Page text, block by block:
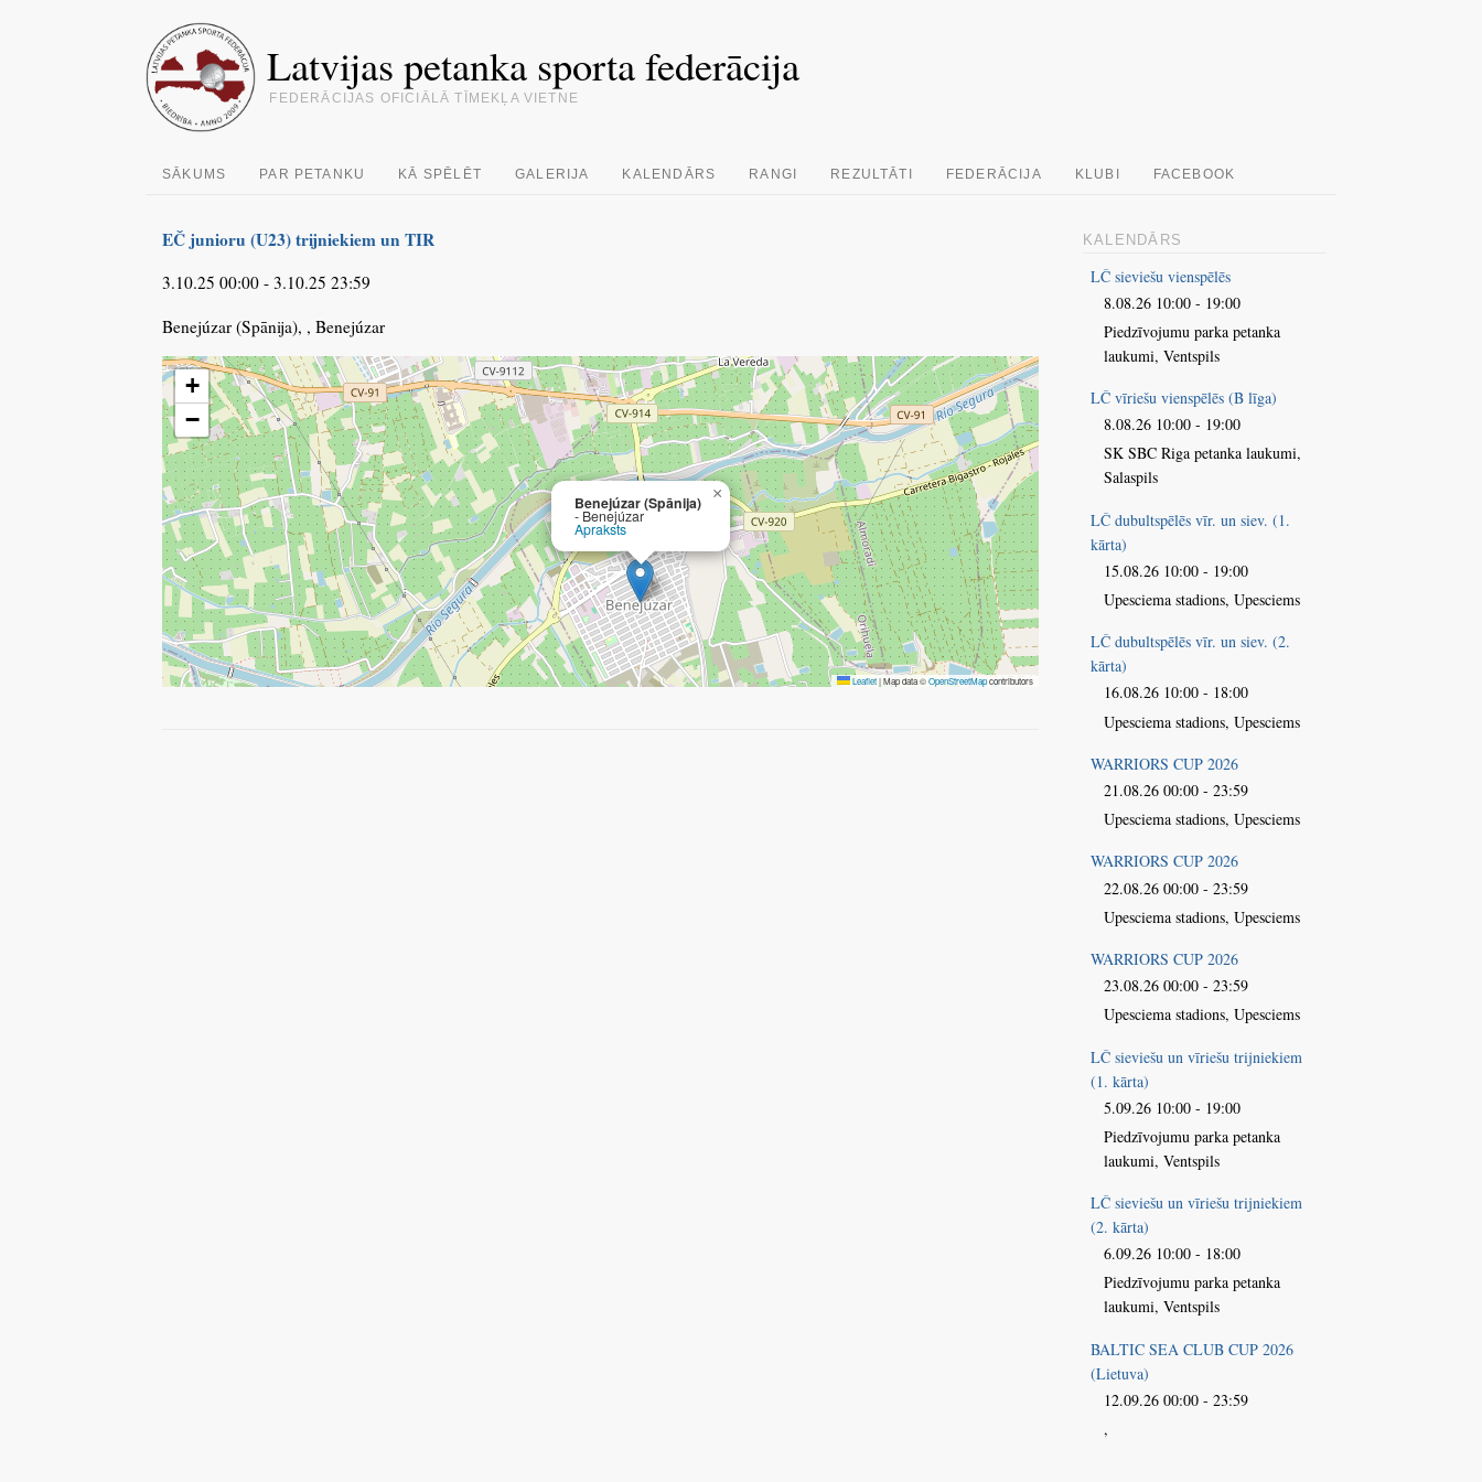
Latvijas petanka sporta federācija
FEDERĀCIJAS OFICIĀLĀ TĪMEKĻA VIETNE
SĀKUMS PAR PETANKU KĀ SPĒLĒT GALERIJA KALENDĀRS RANGI REZULTĀTI FEDERĀCIJA KLUBI FACEBOOK
EČ junioru (U23) trijniekiem un TIR
3.10.25 00:00 - 3.10.25 23:59
Benejúzar (Spānija), , Benejúzar
Benejúzar (Spānija)
- Benejúzar
Apraksts
×
+
−
Leaflet|Map data ©OpenStreetMapcontributors
KALENDĀRS
LČ sieviešu vienspēlēs
8.08.26 10:00 - 19:00
Piedzīvojumu parka petanka
laukumi, Ventspils
LČ vīriešu vienspēlēs (B līga)
8.08.26 10:00 - 19:00
SK SBC Riga petanka laukumi,
Salaspils
LČ dubultspēlēs vīr. un siev. (1.
kārta)
15.08.26 10:00 - 19:00
Upesciema stadions, Upesciems
LČ dubultspēlēs vīr. un siev. (2.
kārta)
16.08.26 10:00 - 18:00
Upesciema stadions, Upesciems
WARRIORS CUP 2026
21.08.26 00:00 - 23:59
Upesciema stadions, Upesciems
WARRIORS CUP 2026
22.08.26 00:00 - 23:59
Upesciema stadions, Upesciems
WARRIORS CUP 2026
23.08.26 00:00 - 23:59
Upesciema stadions, Upesciems
LČ sieviešu un vīriešu trijniekiem
(1. kārta)
5.09.26 10:00 - 19:00
Piedzīvojumu parka petanka
laukumi, Ventspils
LČ sieviešu un vīriešu trijniekiem
(2. kārta)
6.09.26 10:00 - 18:00
Piedzīvojumu parka petanka
laukumi, Ventspils
BALTIC SEA CLUB CUP 2026
(Lietuva)
12.09.26 00:00 - 23:59
,